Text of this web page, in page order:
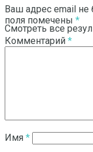
Смотреть все
Ваш адрес email не
поля помечены *
Комментарий *
Имя *